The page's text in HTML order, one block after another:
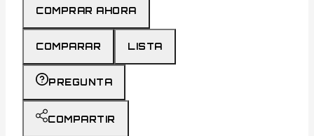
COMPRAR AHORA
COMPARAR LISTA
PREGUNTA
COMPARTIR